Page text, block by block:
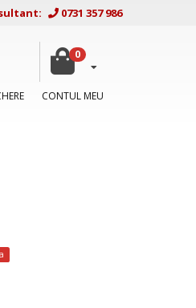
0731 357 986
0
CONTUL MEU